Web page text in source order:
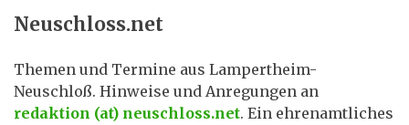
Neuschloss.net
Themen und Termine aus Lampertheim-
Neuschloß. Hinweise und Anregungen an
redaktion (at) neuschloss.net. Ein ehrenamtliches